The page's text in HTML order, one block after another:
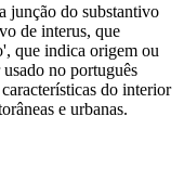
junção do substantivo
de interus, que
que indica origem ou
no português
do interior
e urbanas.